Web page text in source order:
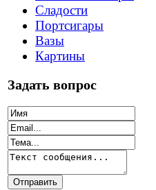
Сладости
Портсигары
Вазы
Картины
Задать вопрос